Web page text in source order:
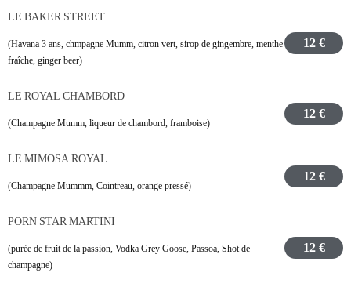
LE BAKER STREET
(Havana 3 ans, chmpagne Mumm, citron vert, sirop de gingembre, menthe
fraîche, ginger beer)
12 €
LE ROYAL CHAMBORD
(Champagne Mumm, liqueur de chambord, framboise)
12 €
LE MIMOSA ROYAL
(Champagne Mummm, Cointreau, orange pressé)
12 €
PORN STAR MARTINI
(purée de fruit de la passion, Vodka Grey Goose, Passoa, Shot de
champagne)
12 €